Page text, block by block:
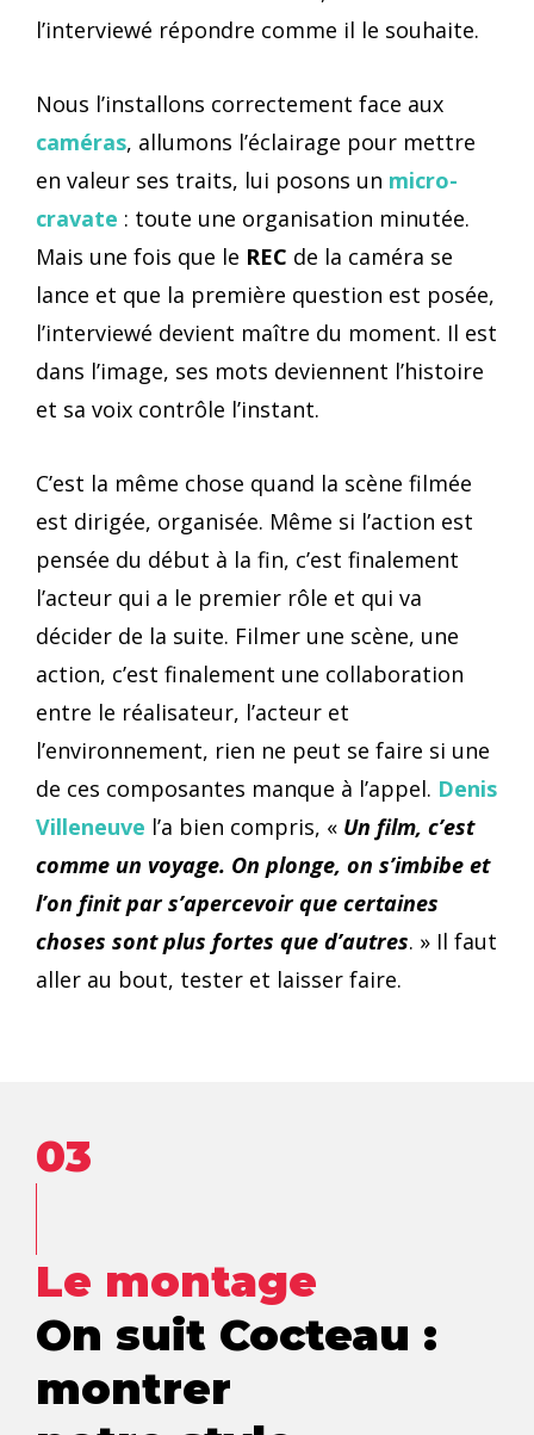
l’interviewé répondre comme il le souhaite.
Nous l’installons correctement face aux
caméras, allumons l’éclairage pour mettre
en valeur ses traits, lui posons un micro-
cravate : toute une organisation minutée.
Mais une fois que le REC de la caméra se
lance et que la première question est posée,
l’interviewé devient maître du moment. Il est
dans l’image, ses mots deviennent l’histoire
et sa voix contrôle l’instant.
C’est la même chose quand la scène filmée
est dirigée, organisée. Même si l’action est
pensée du début à la fin, c’est finalement
l’acteur qui a le premier rôle et qui va
décider de la suite. Filmer une scène, une
action, c’est finalement une collaboration
entre le réalisateur, l’acteur et
l’environnement, rien ne peut se faire si une
de ces composantes manque à l’appel. Denis
Villeneuve l’a bien compris, « Un film, c’est
comme un voyage. On plonge, on s’imbibe et
l’on finit par s’apercevoir que certaines
choses sont plus fortes que d’autres. » Il faut
aller au bout, tester et laisser faire.
03
Le montage
On suit Cocteau :
montrer